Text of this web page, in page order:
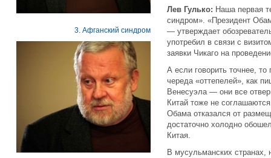
3. Афганский синдром
Лев Гулько: Наша первая
синдром». «Президент
— утверждает
употребил в связи с
заявки Чикаго на
А если говорить точнее,
череда «оттепелей», как
Венесуэла — они все
Китай тоже не
Обама отказался от
достаточно холодно
Китая.
В мусульманских странах,